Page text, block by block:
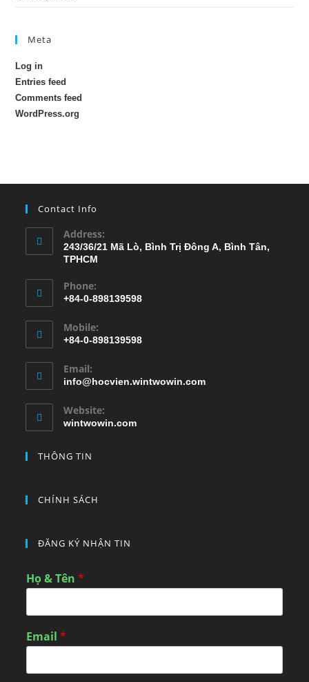
Meta
Log in
Entries feed
Comments feed
WordPress.org
Contact Info
Address:
243/36/21 Mã Lò, Bình Trị Đông A, Bình Tân,
TPHCM
Phone:
+84-0-898139598
Mobile:
+84-0-898139598
Email:
info@hocvien.wintwowin.com
Website:
wintwowin.com
THÔNG TIN
CHÍNH SÁCH
ĐĂNG KÝ NHẬN TIN
Họ & Tên*
Email*